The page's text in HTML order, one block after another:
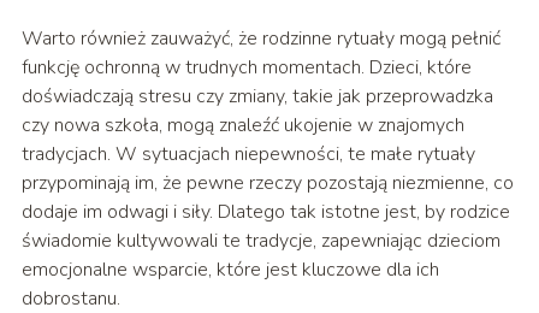
Warto również zauważyć, że rodzinne rytuały mogą pełnić
funkcję ochronną w trudnych momentach. Dzieci, które
doświadczają stresu czy zmiany, takie jak przeprowadzka
czy nowa szkoła, mogą znaleźć ukojenie w znajomych
tradycjach. W sytuacjach niepewności, te małe rytuały
przypominają im, że pewne rzeczy pozostają niezmienne, co
dodaje im odwagi i siły. Dlatego tak istotne jest, by rodzice
świadomie kultywowali te tradycje, zapewniając dzieciom
emocjonalne wsparcie, które jest kluczowe dla ich
dobrostanu.